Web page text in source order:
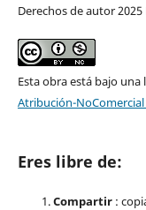
Derechos de autor
Esta obra está bajo
Atribución-NoComercial
Eres libre de:
Compartir :